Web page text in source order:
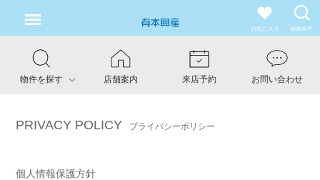
お気に入り 検索条件
物件を探す 店舗案内 来店予約 お問い合わせ
PRIVACY POLICY プライバシーポリシー
個人情報保護方針